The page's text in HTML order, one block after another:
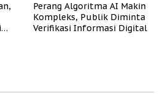
Perang Algoritma AI Makin
Kompleks, Publik Diminta
Verifikasi Informasi Digital